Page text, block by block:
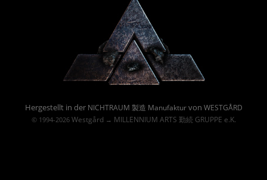
Hergestellt in der NICHTRAUM 製造 Manufakturvon WESTGÅRD
© 1994-2026 Westgård→ MILLENNIUM ARTS 勤続 GRUPPE e.K.
Powered By :